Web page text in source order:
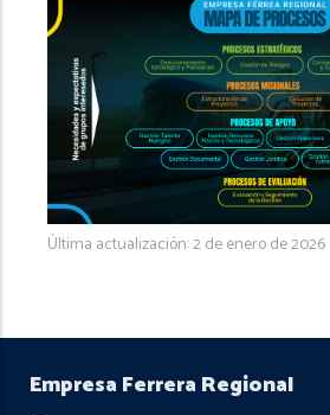
Última actualización: 2 de enero de 2026
Empresa Ferrera Regional